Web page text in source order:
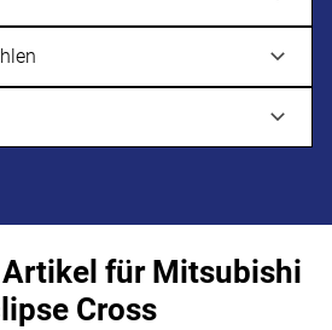
Artikel für Mitsubishi
Cross